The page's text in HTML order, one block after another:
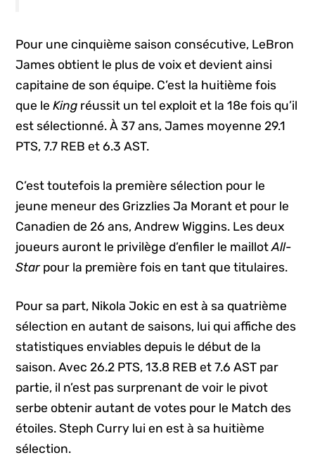
Pour une cinquième saison consécutive, LeBron
James obtient le plus de voix et devient ainsi
capitaine de son équipe. C’est la huitième fois
que leKing réussit un tel exploit et la 18e fois qu’il
est sélectionné. À 37 ans, James moyenne 29.1
PTS, 7.7 REB et 6.3 AST.
C’est toutefois la première sélection pour le
jeune meneur des Grizzlies Ja Morant et pour le
Canadien de 26 ans, Andrew Wiggins. Les deux
joueurs auront le privilège d’enfiler le maillotAll-
Star pour la première fois en tant que titulaires.
Pour sa part, Nikola Jokic en est à sa quatrième
sélection en autant de saisons, lui qui affiche des
statistiques enviables depuis le début de la
saison. Avec 26.2 PTS, 13.8 REB et 7.6 AST par
partie, il n’est pas surprenant de voir le pivot
serbe obtenir autant de votes pour le Match des
étoiles. Steph Curry lui en est à sa huitième
sélection.